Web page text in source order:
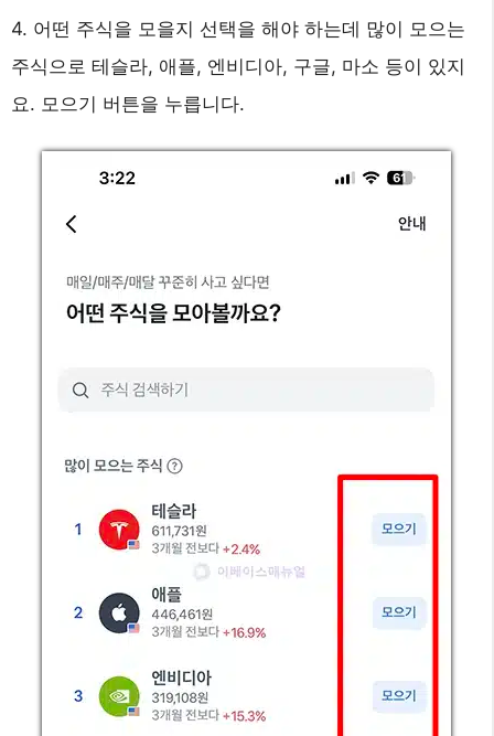
4. 어떤 주식을 모을지 선택을 해야 하는데 많이 모으는
주식으로 테슬라, 애플, 엔비디아, 구글, 마소 등이 있지
요. 모으기 버튼을 누릅니다.